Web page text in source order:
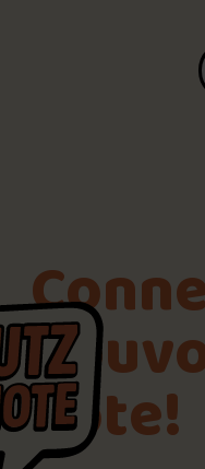
note!